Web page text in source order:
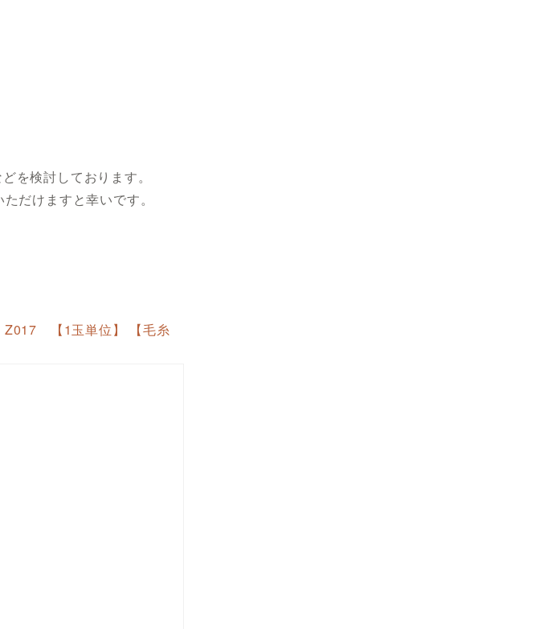
を検討しております。
だけますと幸いです。
Z017 【1玉単位】 【毛糸